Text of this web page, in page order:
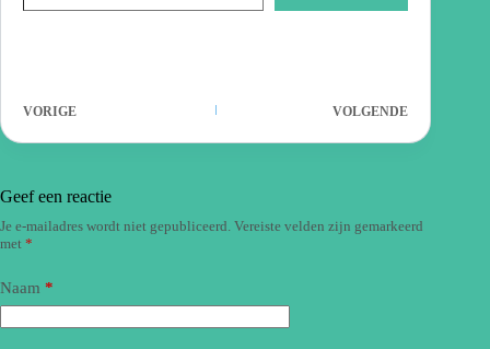
VORIGE VOLGENDE
Geef een reactie
Je e-mailadres wordt niet gepubliceerd. Vereiste velden zijn gemarkeerd
met *
Naam *